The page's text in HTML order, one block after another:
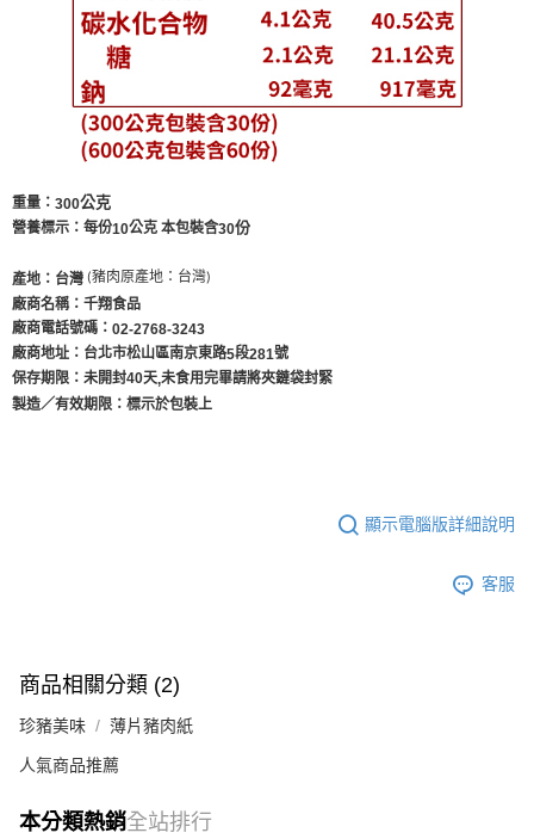
重量： 300公克
營養標示：每份10公克 本包裝含30份
產地：台灣 (豬肉原產地：台灣)
廠商名稱：千翔食品
廠商電話號碼： 02-2768-3243
廠商地址：台北市松山區南京東路5段281號
保存期限：未開封40天,未食用完畢請將夾鏈袋封緊
製造／有效期限：標示於包裝上
顯示電腦版詳細說明
客服
商品相關分類 (2)
珍豬美味 薄片豬肉紙
人氣商品推薦
本分類熱銷全站排行